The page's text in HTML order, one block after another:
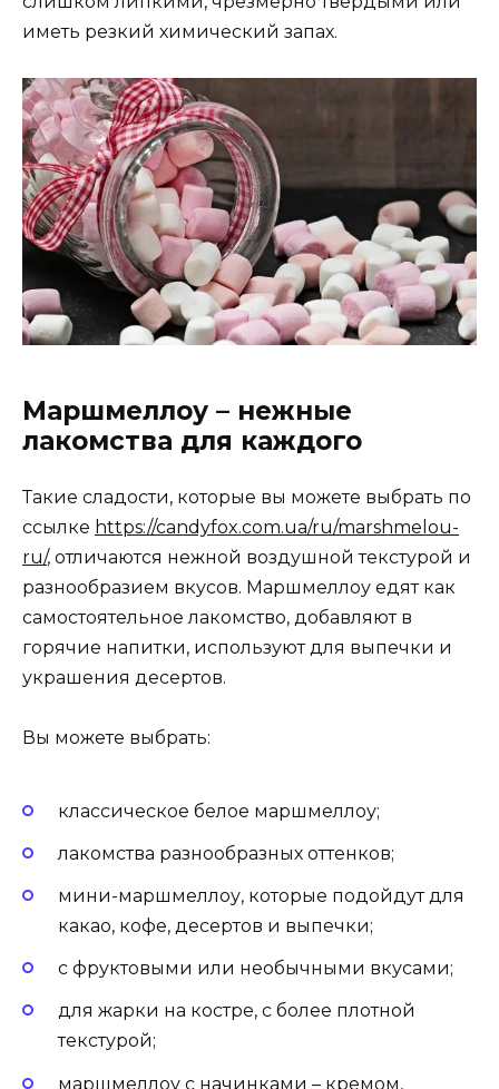
иметь резкий химический запах.
Маршмеллоу – нежные
лакомства для каждого
Такие сладости, которые вы можете выбрать по
ссылке https://candyfox.com.ua/ru/marshmelou-
ru/, отличаются нежной воздушной текстурой и
разнообразием вкусов. Маршмеллоу едят как
самостоятельное лакомство, добавляют в
горячие напитки, используют для выпечки и
украшения десертов.
Вы можете выбрать:
классическое белое маршмеллоу;
лакомства разнообразных оттенков;
мини-маршмеллоу, которые подойдут для
какао, кофе, десертов и выпечки;
с фруктовыми или необычными вкусами;
для жарки на костре, с более плотной
текстурой;
маршмеллоу с начинками – кремом,